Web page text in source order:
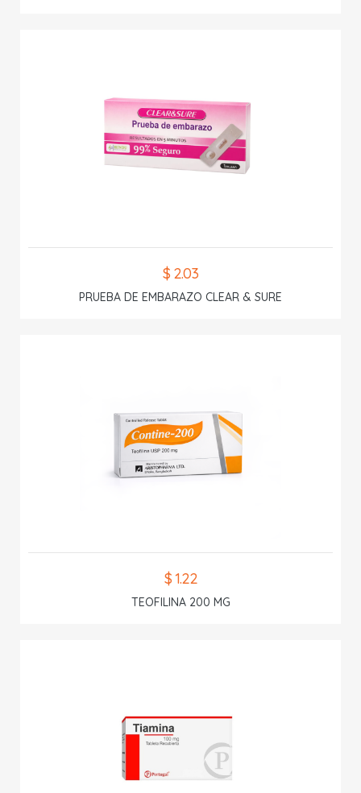
$ 2.03
PRUEBA DE EMBARAZO CLEAR & SURE
$ 1.22
TEOFILINA 200 MG